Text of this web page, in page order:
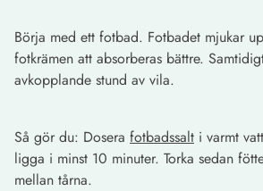
Börja med ett fotbad. Fotbadet mjukar
fotkrämen att absorberas bättre.
avkopplande stund av vila.
Så gör du: Dosera fotbadssalt i varmt
ligga i minst 10 minuter. Torka sedan
mellan tårna.